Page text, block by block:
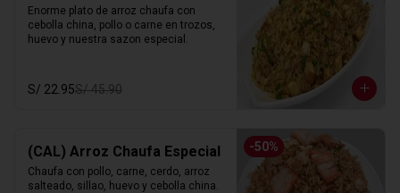
Enorme plato de arroz chaufa con
cebolla china, pollo o carne en trozos,
huevo y nuestra sazon especial.
S/ 22.95S/ 45.90
-50%
(CAL) Arroz Chaufa Especial
Chaufa con pollo, carne, cerdo, arroz
salteado, sillao, huevo y cebolla china.